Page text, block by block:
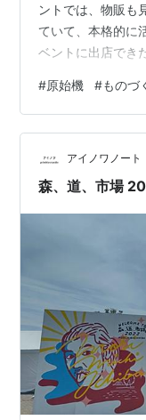
ントでは、物販も
ていて、本格的に
ベントに出店でき
ラキラしい。 冷静
人に自分の作品を
なことを置き去り
きました。 でね、
いした方や、選ん
#原始機 #ものづ
アイノワノー